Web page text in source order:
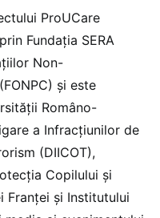
ProUCare
Fundația SERA
Non-
și este
Româno-
a Infracțiunilor de
(DIICOT),
Copilului și
Franței și Institutului